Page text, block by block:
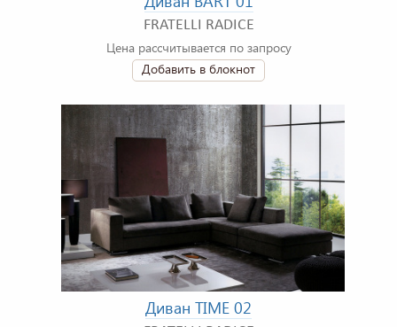
FRATELLI RADICE
Цена рассчитывается по запросу
Добавить в блокнот
Диван TIME 02